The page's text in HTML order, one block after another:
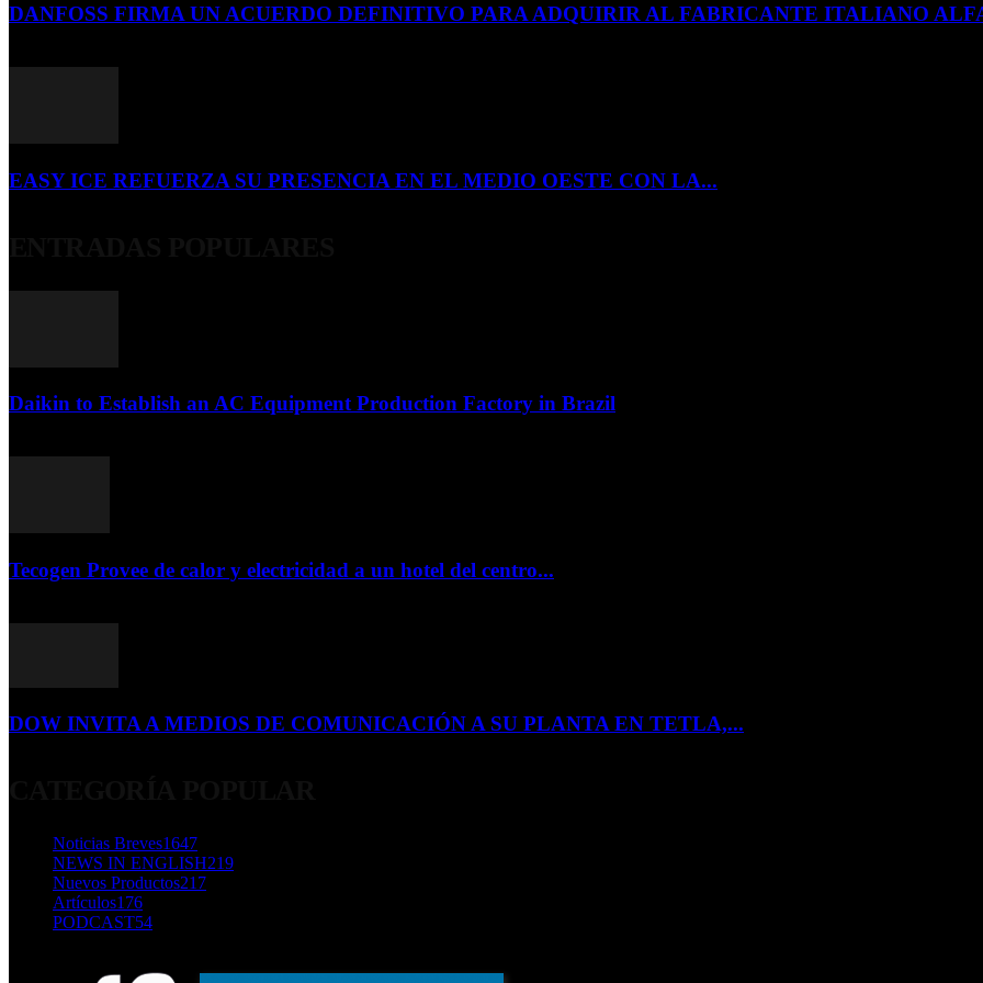
DANFOSS FIRMA UN ACUERDO DEFINITIVO PARA ADQUIRIR AL FABRICANTE ITALIANO
EASY ICE REFUERZA SU PRESENCIA EN EL MEDIO OESTE CON LA...
Daikin to Establish an AC Equipment Production Factory in Brazil
Tecogen Provee de calor y electricidad a un hotel del centro...
DOW INVITA A MEDIOS DE COMUNICACIÓN A SU PLANTA EN TETLA,...
Noticias Breves1647
NEWS IN ENGLISH219
Nuevos Productos217
Artículos176
PODCAST54